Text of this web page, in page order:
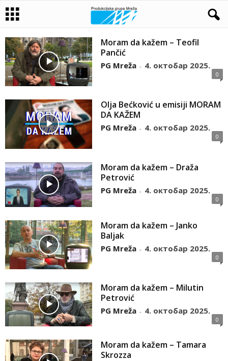
Moram da kažem – Teofil
Pančić
PG Mreža - 4. октобар 2025.
0
Olja Bećković u emisiji MORAM
DA KAŽEM
PG Mreža - 4. октобар 2025.
0
Moram da kažem – Draža
Petrović
PG Mreža - 4. октобар 2025.
0
Moram da kažem – Janko
Baljak
PG Mreža - 4. октобар 2025.
0
Moram da kažem – Milutin
Petrović
PG Mreža - 4. октобар 2025.
0
Moram da kažem – Tamara
Skrozza